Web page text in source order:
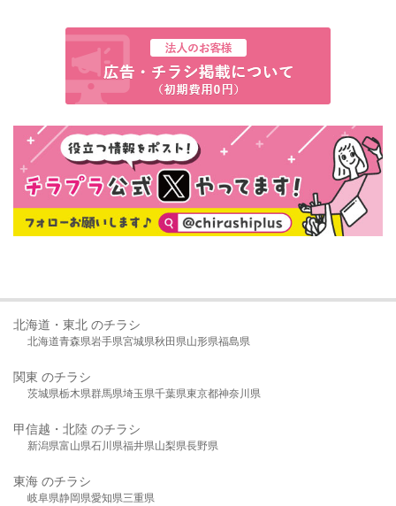
北海道・東北 のチラシ
北海道青森県岩手県宮城県秋田県山形県福島県
関東 のチラシ
茨城県栃木県群馬県埼玉県千葉県東京都神奈川県
甲信越・北陸 のチラシ
新潟県富山県石川県福井県山梨県長野県
東海 のチラシ
岐阜県静岡県愛知県三重県